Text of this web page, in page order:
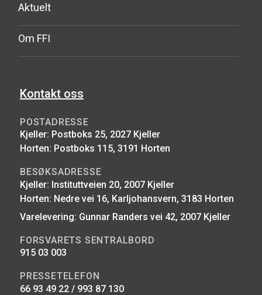
Aktuelt
Om FFI
Kontakt oss
POSTADRESSE
Kjeller: Postboks 25, 2027 Kjeller
Horten: Postboks 115, 3191 Horten
BESØKSADRESSE
Kjeller: Instituttveien 20, 2007 Kjeller
Horten: Nedre vei 16, Karljohansvern, 3183 Horten
Varelevering: Gunnar Randers vei 42, 2007 Kjeller
FORSVARETS SENTRALBORD
915 03 003
PRESSETELEFON
66 93 49 22 / 993 87 130